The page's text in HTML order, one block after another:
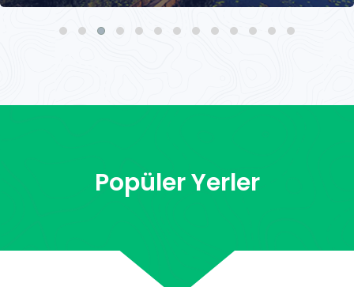
Popüler Yerler